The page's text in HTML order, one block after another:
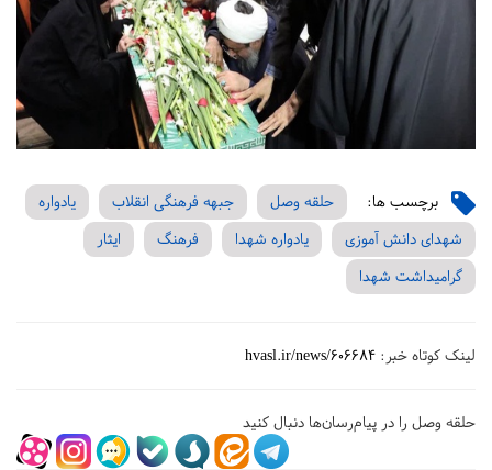
برچسب ها: حلقه وصل جبهه فرهنگی انقلاب
یادواره
شهدای دانش آموزی
یادواره شهدا فرهنگ
ایثار
گرامیداشت شهدا
لینک کوتاه خبر: hvasl.ir/news/606684
حلقه وصل را در پیام‌رسان‌ها دنبال کنید